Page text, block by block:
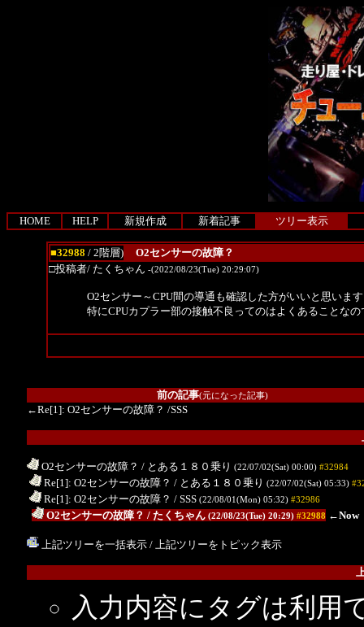
HOME HELP 新規作成 新着記事 ツリー表示
■32988 / 2階層)
O2センサーの故障？
□投稿者/ たくちゃん -(2022/08/23(Tue) 20:29:07)
O2センサー～CPU間の導通も確認した方がいいと思いま
特にCPUカプラー部の接触不良ってのはよくあることな
前の記事(元になった記事)
←Re[1]: O2センサーの故障？ /SSS
O2センサーの故障？ / とある１８０乗り (22/07/02(Sat) 00:00) #32984
Re[1]: O2センサーの故障？ / とある１８０乗り (22/07/02(Sat) 05:33)
Re[1]: O2センサーの故障？ / SSS (22/08/01(Mon) 05:32) #32986
O2センサーの故障？ / たくちゃん (22/08/23(Tue) 20:29) #32988 ←Now
上記ツリーを一括表示/ 上記ツリーをトピック表示
入力内容にタグは利用